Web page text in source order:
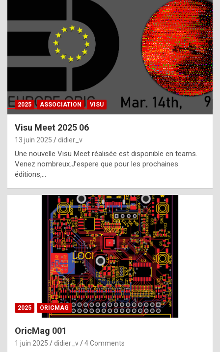
h
a
t
t
e
b
e
s
t
p
h
o
n
y
2025 ASSOCIATION VISU
Visu Meet 2025 06
13 juin 2025 didier_v
Une nouvelle Visu Meet réalisée est disponible en teams.
Venez nombreux.J’espere que pour les prochaines
éditions,…
2025 ORICMAG
OricMag 001
1 juin 2025 didier_v 4 Comments